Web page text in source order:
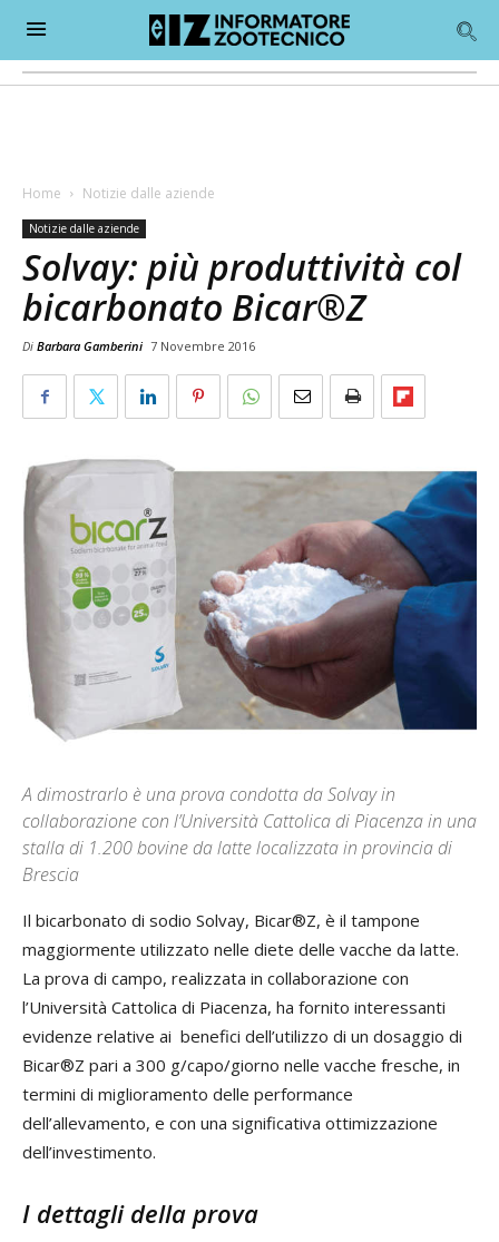
Home Notizie dalle aziende
Notizie dalle aziende
Solvay: più produttività col
bicarbonato Bicar®Z
Di Barbara Gamberini 7 Novembre 2016
A dimostrarlo è una prova condotta da Solvay in
collaborazione con l’Università Cattolica di Piacenza in una
stalla di 1.200 bovine da latte localizzata in provincia di
Brescia
Il bicarbonato di sodio Solvay, Bicar®Z, è il tampone
maggiormente utilizzato nelle diete delle vacche da latte.
La prova di campo, realizzata in collaborazione con
l’Università Cattolica di Piacenza, ha fornito interessanti
evidenze relative ai benefici dell’utilizzo di un dosaggio di
Bicar®Z pari a 300 g/capo/giorno nelle vacche fresche, in
termini di miglioramento delle performance
dell’allevamento, e con una significativa ottimizzazione
dell’investimento.
I dettagli della prova